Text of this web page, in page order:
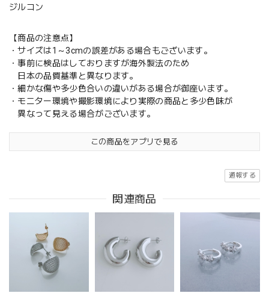
ジルコン
【商品の注意点】
・サイズは1～3cmの誤差がある場合もございます。
・事前に検品はしておりますが海外製法のため
日本の品質基準と異なります。
・細かな傷や多少色合いの違いがある場合が御座います。
・モニター環境や撮影環境により実際の商品と多少色味が
異なって見える場合がございます。
この商品をアプリで見る
通報する
関連商品